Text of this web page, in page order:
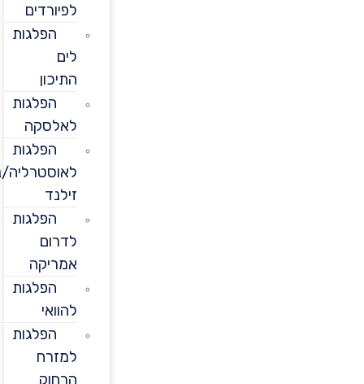
לפיורדים
הפלגות
התיכון
הפלגות
לאלסקה
הפלגות
לאוסטרליה/ניו
הפלגות
לדרום
אמריקה
הפלגות
הפלגות
למזרח
הרחוק